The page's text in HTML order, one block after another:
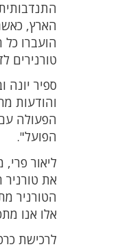
הארץ,
הועברו
טורנירים
והודעות
הפעולה
הפועל".
ליאור
הטורניר
אלו אנו
לרכישת